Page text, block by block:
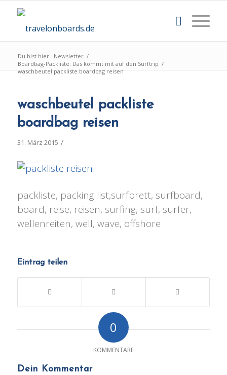
Du bist hier: Newsletter /
Boardbag-Packliste: Das kommt mit auf den Surftrip /
waschbeutel packliste boardbag reisen
waschbeutel packliste
boardbag reisen
31. März 2015 /
packliste, packing list,surfbrett, surfboard,
board, reise, reisen, surfing, surf, surfer,
wellenreiten, well, wave, offshore
Eintrag teilen
0
KOMMENTARE
Dein Kommentar